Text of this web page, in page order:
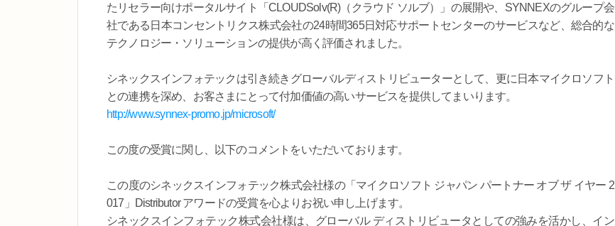
たリセラー向けポータルサイト「CLOUDSolv(R)（クラウド ソルブ）」の展開や、SYNNEXのグループ会
社である日本コンセントリクス株式会社の24時間365日対応サポートセンターのサービスなど、総合的な
テクノロジー・ソリューションの提供が高く評価されました。
シネックスインフォテックは引き続きグローバルディストリビューターとして、更に日本マイクロソフト
との連携を深め、お客さまにとって付加価値の高いサービスを提供してまいります。
http://www.synnex-promo.jp/microsoft/
この度の受賞に関し、以下のコメントをいただいております。
この度のシネックスインフォテック株式会社様の「マイクロソフト ジャパン パートナー オブ ザ イヤー 2
017」Distributor アワードの受賞を心よりお祝い申し上げます。
シネックスインフォテック株式会社様は、グローバル ディストリビュータとしての強みを活かし、イン